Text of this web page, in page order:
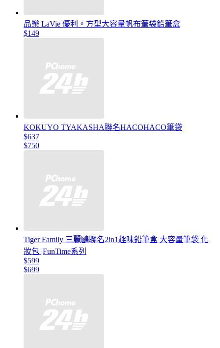
品樂 LaVie 優利。方型大容量帆布筆袋鉛筆盒
$149
KOKUYO TYAKASHA聯名HACOHACO筆袋
$637
$750
Tiger Family 三麗鷗聯名2in1趣味鉛筆盒 大容量筆袋 化
妝包 |FunTime系列
$599
$699